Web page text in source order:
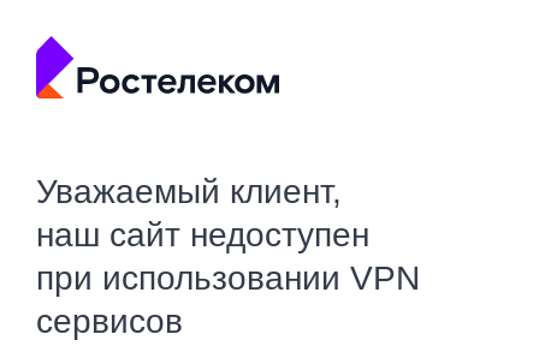
Уважаемый клиент,
наш сайт недоступен
при использовании VPN
сервисов